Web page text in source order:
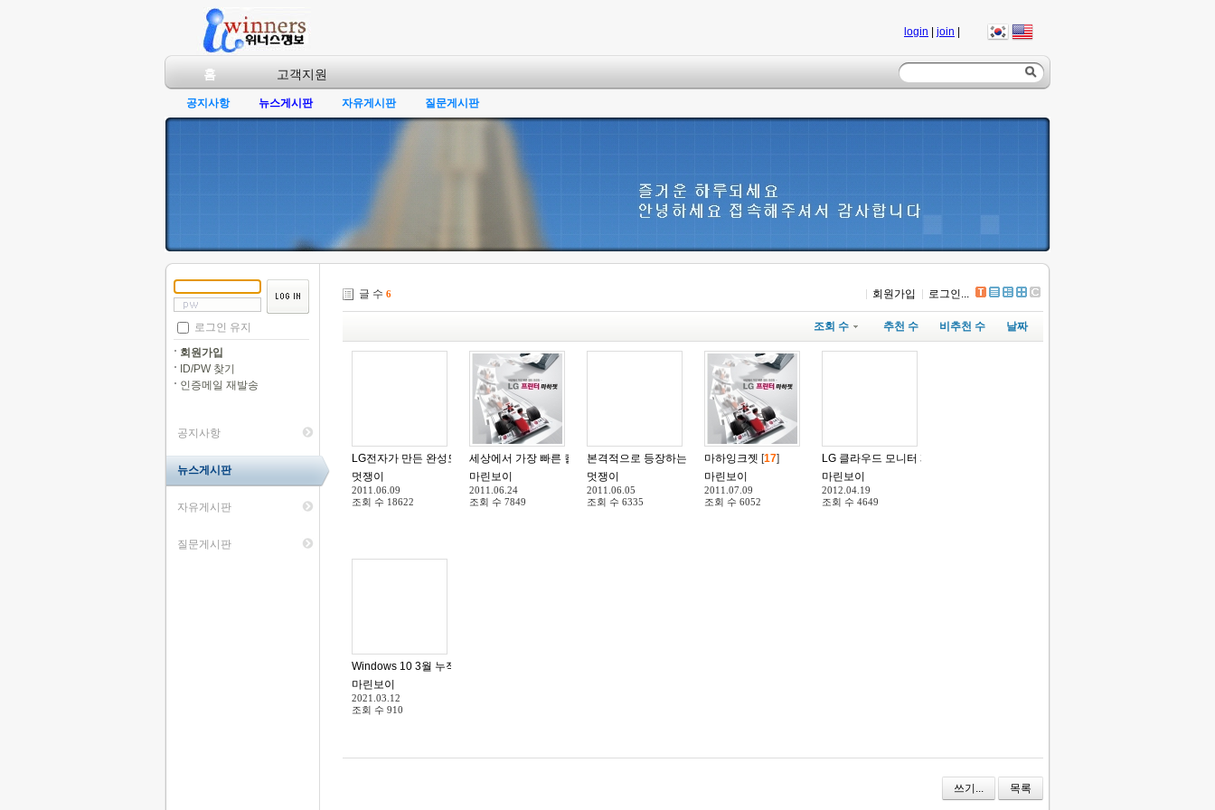
login join
홈 고객지원
공지사항 뉴스게시판 자유게시판 질문게시판
로그인 유지
회원가입
ID/PW 찾기
인증메일 재발송
공지사항
뉴스게시판
자유게시판
질문게시판
글 수 6 회원가입 로그인...
조회 수 추천 수 비추천 수 날짜
LG전자가 만든 완성도 높은 23형 3D 모니터 [29
멋쟁이
2011.06.09
조회 수 18622
세상에서 가장 빠른 컬러 프린터 LG프린터 마하젯 [15]
마린보이
2011.06.24
조회 수 7849
본격적으로 등장하는 USB 3.0 외장하드
멋쟁이
2011.06.05
조회 수 6335
마하잉크젯 [17]
마린보이
2011.07.09
조회 수 6052
LG 클라우드 모니터 제품 소개 자료 및 홍보 기사 공유
마린보이
2012.04.19
조회 수 4649
Windows 10 3월 누적 업데이트 설치 후 프린터 충돌 발생
마린보이
2021.03.12
조회 수 910
쓰기... 목록